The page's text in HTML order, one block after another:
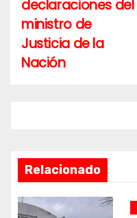
entradas
declaraciones del
ministro de
Justicia de la
Nación
Relacionado